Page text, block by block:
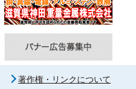
著作権・リンクについて